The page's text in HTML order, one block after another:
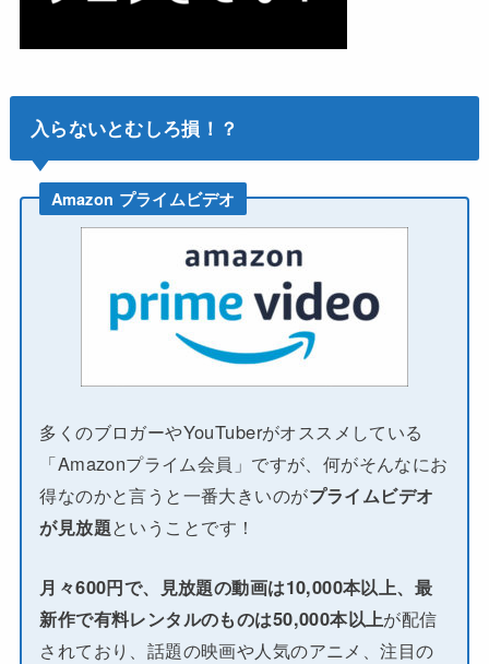
入らないとむしろ損！？
Amazon プライムビデオ
多くのブロガーやYouTuberがオススメしている
「Amazonプライム会員」ですが、何がそんなにお
得なのかと言うと一番大きいのがプライムビデオ
が見放題ということです！
月々600円で、見放題の動画は10,000本以上、最
新作で有料レンタルのものは50,000本以上が配信
されており、話題の映画や人気のアニメ、注目の